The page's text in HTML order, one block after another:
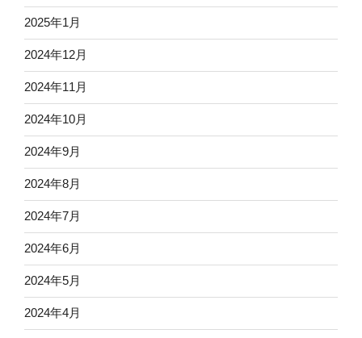
2025年1月
2024年12月
2024年11月
2024年10月
2024年9月
2024年8月
2024年7月
2024年6月
2024年5月
2024年4月